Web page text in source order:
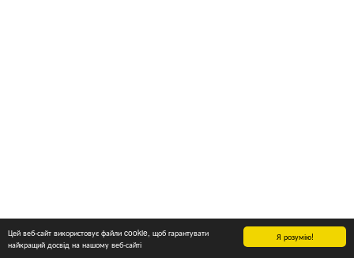
Я розумію!
Цей веб-сайт використовує файли cookie, щоб гарантувати
найкращий досвід на нашому веб-сайті